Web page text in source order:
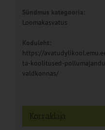
Sündmus kategooria:
Loomakasvatus
Koduleht:
https://
ta-koolitused-
valdkonnas/
Korraldaja